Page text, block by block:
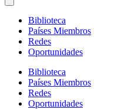
Biblioteca
Países Miembros
Redes
Oportunidades
Biblioteca
Países Miembros
Redes
Oportunidades